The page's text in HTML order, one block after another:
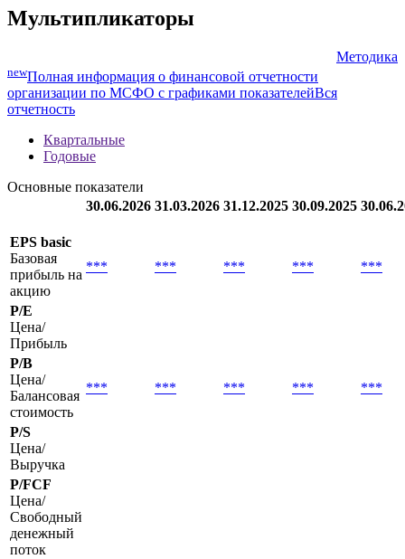
Мультипликаторы
Методика
newПолная информация о финансовой отчетности
организации по МСФО с графиками показателейВся
отчетность
Квартальные
Годовые
Основные показатели
30.06.2026 31.03.2026 31.12.2025 30.09.2025
EPS basic
Базовая
прибыль на
акцию
*** *** *** *** ***
P/E
Цена/
Прибыль
P/B
Цена/
Балансовая
стоимость
*** *** *** *** ***
P/S
Цена/
Выручка
P/FCF
Цена/
Свободный
денежный
поток